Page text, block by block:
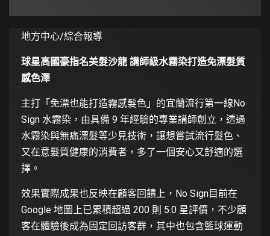
地方中心/綜合報導
球星高國豪指名美髮沙龍 講師級水霧染打造免漂髮質
感色澤
主打「免漂也能打造霧感髮色」的宜蘭流行第一線No
Sign 水霧染，由具備 9 年經驗的專業講師創立，透過
水霧染與無痛漂髮等少見技術，讓想嘗試流行髮色、
又在意髮質健康的消費者，多了一個安心又舒適的選
擇。
效果實際成果也反映在顧客回饋上，No Sign目前在
Google 地圖上已累積超過 200 則 5.0 星評價，不少顧
客在體驗後成為固定回訪客群，其中也包含籃球運動